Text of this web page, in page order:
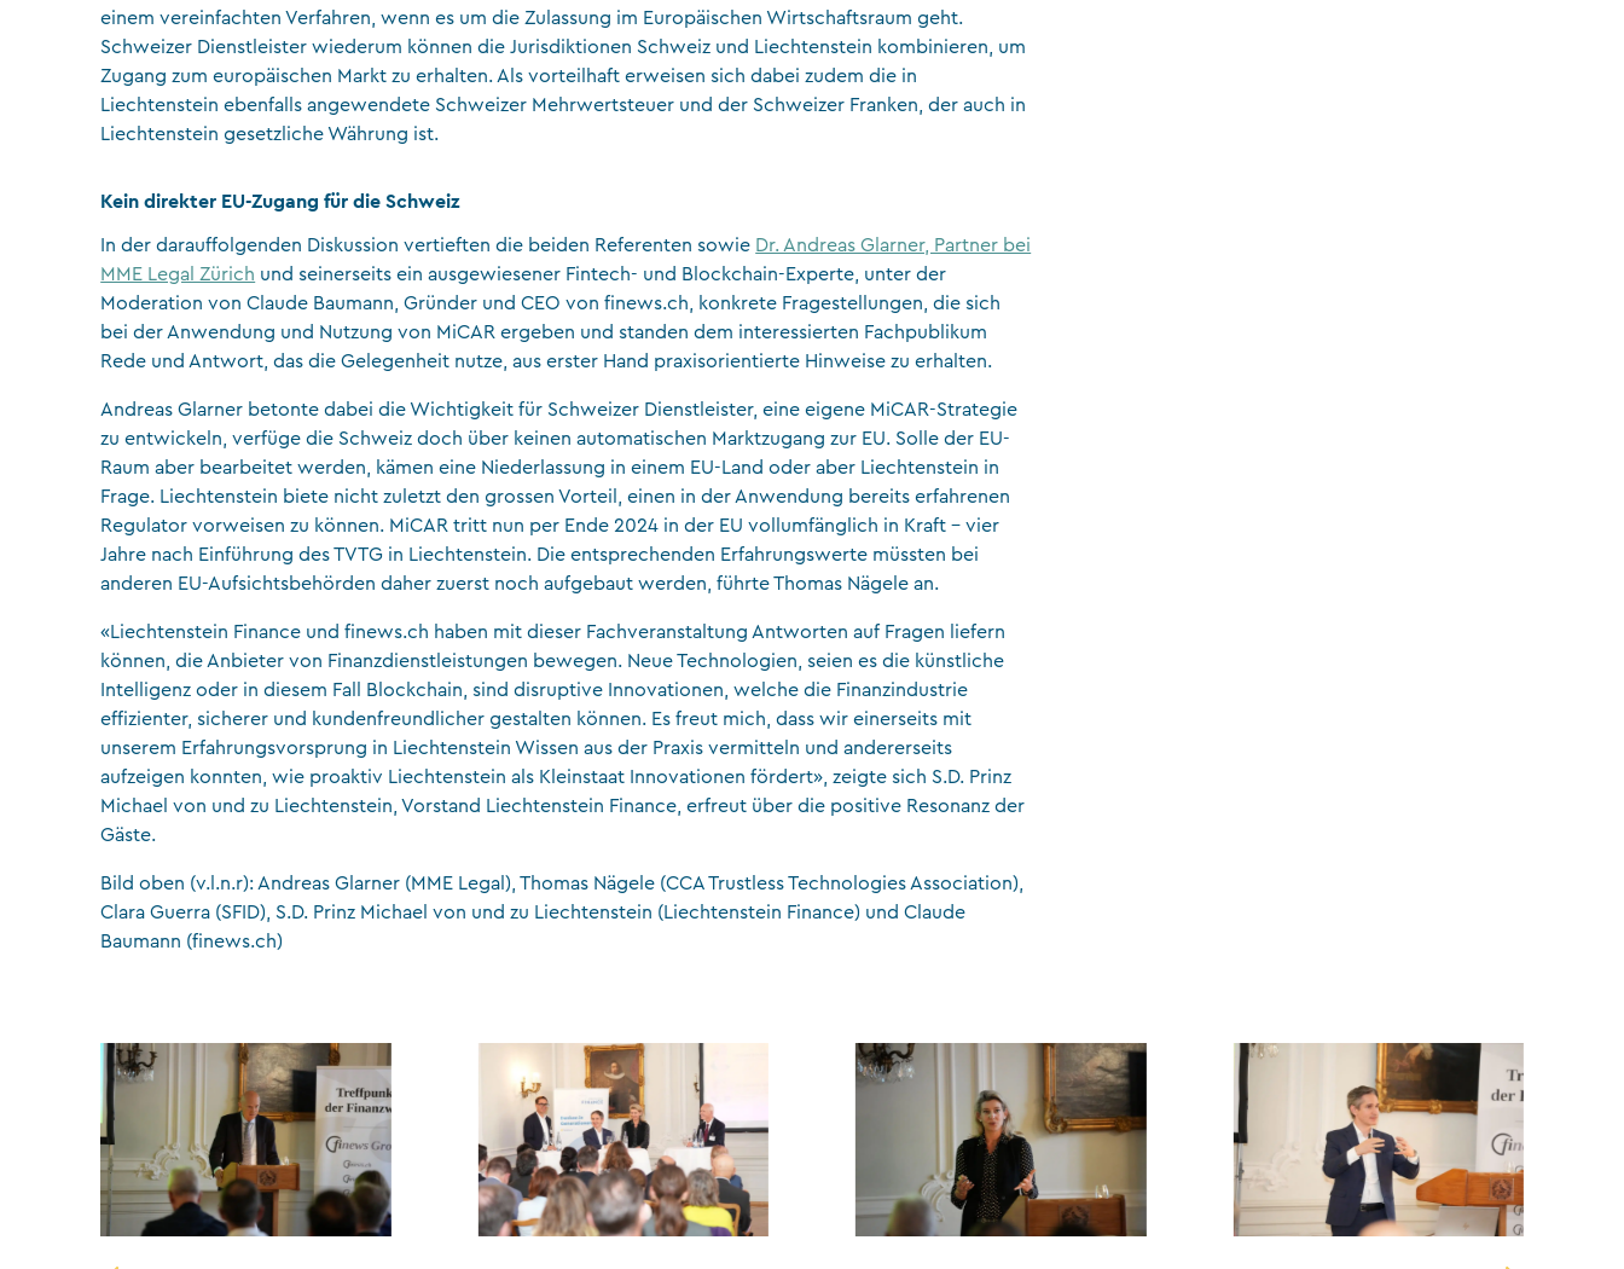
einem vereinfachten Verfahren, wenn es um die Zulassung im Europäischen Wirtschaftsraum geht.
Schweizer Dienstleister wiederum können die Jurisdiktionen Schweiz und Liechtenstein kombinieren, um
Zugang zum europäischen Markt zu erhalten. Als vorteilhaft erweisen sich dabei zudem die in
Liechtenstein ebenfalls angewendete Schweizer Mehrwertsteuer und der Schweizer Franken, der auch in
Liechtenstein gesetzliche Währung ist.
Kein direkter EU-Zugang für die Schweiz
In der darauffolgenden Diskussion vertieften die beiden Referenten sowie Dr. Andreas Glarner, Partner bei
MME Legal Zürich und seinerseits ein ausgewiesener Fintech- und Blockchain-Experte, unter der
Moderation von Claude Baumann, Gründer und CEO von finews.ch, konkrete Fragestellungen, die sich
bei der Anwendung und Nutzung von MiCAR ergeben und standen dem interessierten Fachpublikum
Rede und Antwort, das die Gelegenheit nutze, aus erster Hand praxisorientierte Hinweise zu erhalten.
Andreas Glarner betonte dabei die Wichtigkeit für Schweizer Dienstleister, eine eigene MiCAR-Strategie
zu entwickeln, verfüge die Schweiz doch über keinen automatischen Marktzugang zur EU. Solle der EU-
Raum aber bearbeitet werden, kämen eine Niederlassung in einem EU-Land oder aber Liechtenstein in
Frage. Liechtenstein biete nicht zuletzt den grossen Vorteil, einen in der Anwendung bereits erfahrenen
Regulator vorweisen zu können. MiCAR tritt nun per Ende 2024 in der EU vollumfänglich in Kraft – vier
Jahre nach Einführung des TVTG in Liechtenstein. Die entsprechenden Erfahrungswerte müssten bei
anderen EU-Aufsichtsbehörden daher zuerst noch aufgebaut werden, führte Thomas Nägele an.
«Liechtenstein Finance und finews.ch haben mit dieser Fachveranstaltung Antworten auf Fragen liefern
können, die Anbieter von Finanzdienstleistungen bewegen. Neue Technologien, seien es die künstliche
Intelligenz oder in diesem Fall Blockchain, sind disruptive Innovationen, welche die Finanzindustrie
effizienter, sicherer und kundenfreundlicher gestalten können. Es freut mich, dass wir einerseits mit
unserem Erfahrungsvorsprung in Liechtenstein Wissen aus der Praxis vermitteln und andererseits
aufzeigen konnten, wie proaktiv Liechtenstein als Kleinstaat Innovationen fördert», zeigte sich S.D. Prinz
Michael von und zu Liechtenstein, Vorstand Liechtenstein Finance, erfreut über die positive Resonanz der
Gäste.
Bild oben (v.l.n.r): Andreas Glarner (MME Legal), Thomas Nägele (CCA Trustless Technologies Association),
Clara Guerra (SFID), S.D. Prinz Michael von und zu Liechtenstein (Liechtenstein Finance) und Claude
Baumann (finews.ch)